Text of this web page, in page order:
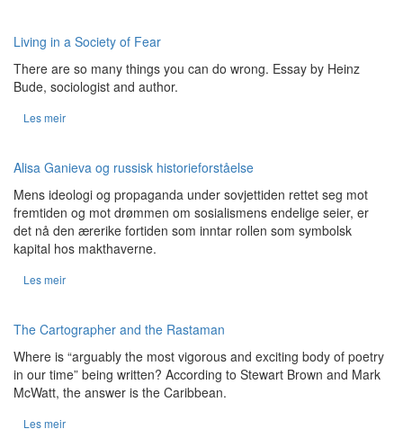
Living in a Society of Fear
There are so many things you can do wrong. Essay by Heinz
Bude, sociologist and author.
Les meir
Alisa Ganieva og russisk historieforståelse
Mens ideologi og propaganda under sovjettiden rettet seg mot
fremtiden og mot drømmen om sosialismens endelige seier, er
det nå den ærerike fortiden som inntar rollen som symbolsk
kapital hos makthaverne.
Les meir
The Cartographer and the Rastaman
Where is “arguably the most vigorous and exciting body of poetry
in our time” being written? According to Stewart Brown and Mark
McWatt, the answer is the Caribbean.
Les meir